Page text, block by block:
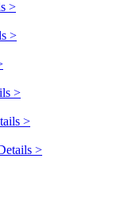
>
>
>
>
>